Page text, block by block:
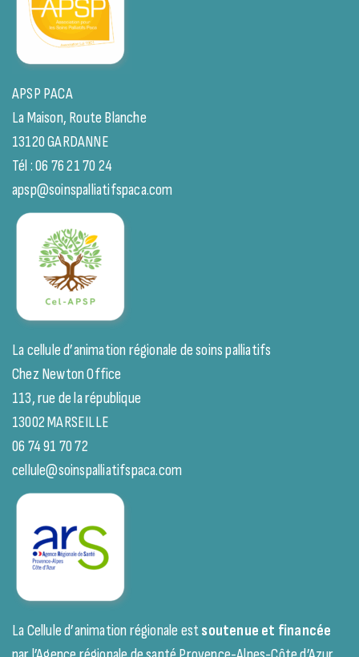
APSP PACA
La Maison, Route Blanche
13120 GARDANNE
Tél : 06 76 21 70 24
apsp@soinspalliatifspaca.com
La cellule d’animation régionale de soins palliatifs
Chez Newton Office
113, rue de la république
13002 MARSEILLE
06 74 91 70 72
cellule@soinspalliatifspaca.com
La Cellule d’animation régionale estsoutenue et financée